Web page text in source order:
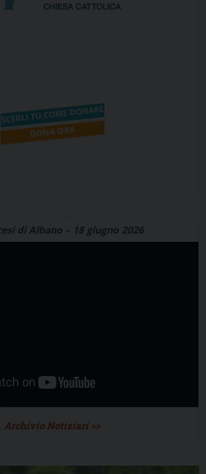
di Albano – 18 giugno 2026
Archivio Notiziari >>